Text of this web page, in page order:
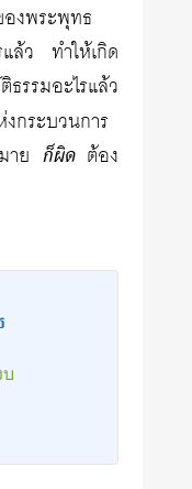
งพระพุทธ
ล้ว ทำให้เกิด
รมอะไรแล้ว
กระบวนการ
าย ก็ผิดต้อง